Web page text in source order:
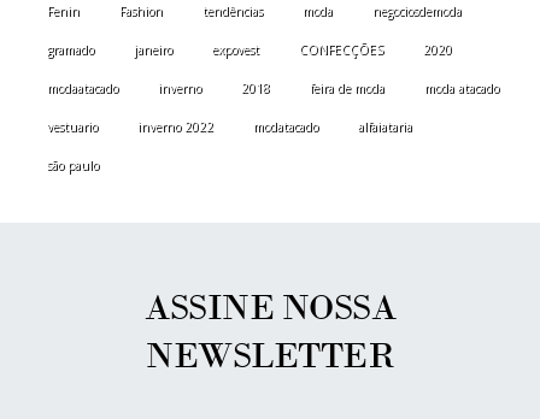
Fenin Fashion tendências moda negociosdemoda
gramado janeiro expovest CONFECÇÕES 2020
modaatacado inverno 2018 feira de moda moda atacado
vestuario inverno 2022 modatacado alfaiataria
são paulo
ASSINE NOSSA
NEWSLETTER